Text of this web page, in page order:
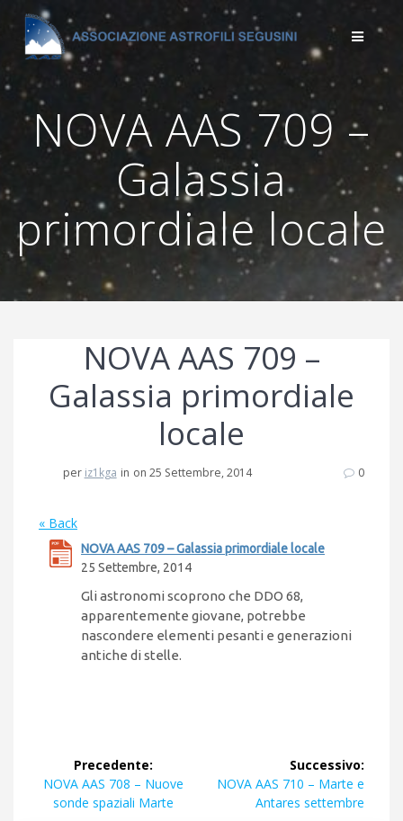
Salta
al
contenuto
NOVA AAS 709 –
Galassia
primordiale locale
NOVA AAS 709 –
Galassia primordiale
locale
per iz1kga in on 25 Settembre, 2014 0
« Back
NOVA AAS 709 – Galassia primordiale locale
25 Settembre, 2014
Gli astronomi scoprono che DDO 68,
apparentemente giovane, potrebbe
nascondere elementi pesanti e generazioni
antiche di stelle.
Navigazione
articoli
Precedente:
Articolo
precedente:
NOVA AAS 708 – Nuove
sonde spaziali Marte
Successivo:
Articolo
successivo:
NOVA AAS 710 – Marte e
Antares settembre